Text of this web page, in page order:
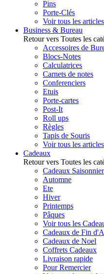
Pins
Porte-Clés
Voir tous les articles
Business & Bureau
Retour vers Toutes les
Accessoires de
Blocs-Notes
Calculatrices
Carnets de notes
Conferenciers
Etuis
Porte-cartes
Post-It
Roll ups
Règles
Tapis de Souris
Voir tous les articles
Cadeaux
Retour vers Toutes les
Cadeaux
Automne
Ete
Hiver
Printemps
Pâques
Voir tous les
Cadeaux de Fin
Cadeaux de Noel
Coffrets Cadeaux
Livraison rapide
Pour Remercier